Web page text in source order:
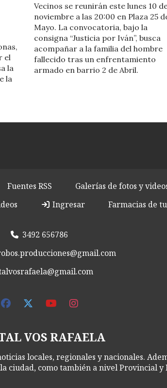
el
la
la
Vecinos se reunirán este lunes 10
noviembre a las 20:00 en Plaza 25
Mayo. La convocatoria, bajo la
consigna “Justicia por Iván”, busca
acompañar a la familia del hombre
fallecido tras un enfrentamiento
armado en barrio 2 de Abril.
Fuentes RSS Galerías de fotos y
Ingresar Farmacias de
VOS RAFAELA
locales, regionales y nacionales.
ciudad, como también a nivel Provincial y
3492 656786